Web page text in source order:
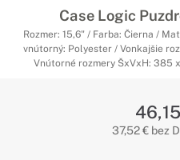
Case Logic
Rozmer: 15,6" / Farba: Čierna /
vnútorný: Polyester / Vonkajšie
Vnútorné rozmery ŠxVxH: 385
37,52 € bez